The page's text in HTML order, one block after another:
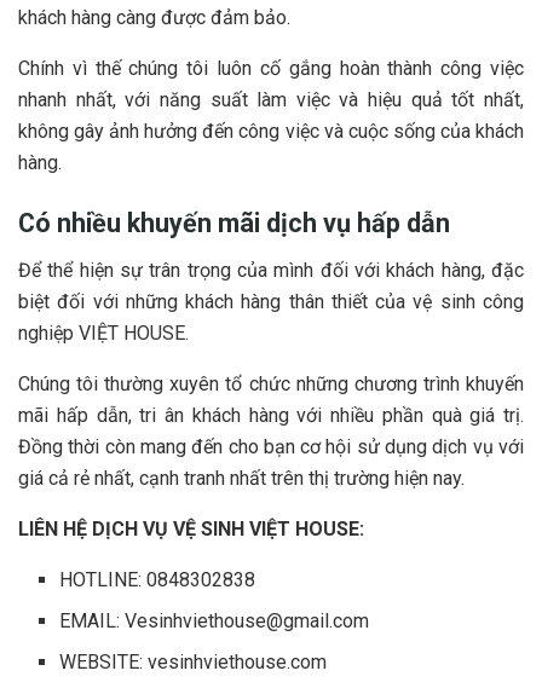
khách hàng càng được đảm bảo.
Chính vì thế chúng tôi luôn cố gắng hoàn thành công việc
nhanh nhất, với năng suất làm việc và hiệu quả tốt nhất,
không gây ảnh hưởng đến công việc và cuộc sống của khách
hàng.
Có nhiều khuyến mãi dịch vụ hấp dẫn
Để thể hiện sự trân trọng của mình đối với khách hàng, đặc
biệt đối với những khách hàng thân thiết của vệ sinh công
nghiệp VIỆT HOUSE.
Chúng tôi thường xuyên tổ chức những chương trình khuyến
mãi hấp dẫn, tri ân khách hàng với nhiều phần quà giá trị.
Đồng thời còn mang đến cho bạn cơ hội sử dụng dịch vụ với
giá cả rẻ nhất, cạnh tranh nhất trên thị trường hiện nay.
LIÊN HỆ DỊCH VỤ VỆ SINH VIỆT HOUSE:
HOTLINE: 0848302838
EMAIL:Vesinhviethouse@gmail.com
WEBSITE: vesinhviethouse.com